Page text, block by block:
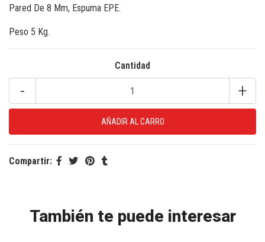
Pared De 8 Mm, Espuma EPE.
Peso 5 Kg.
Cantidad
+
-
Compartir:
También te puede interesar